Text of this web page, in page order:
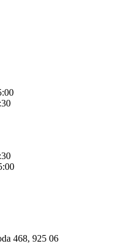
468, 925 06